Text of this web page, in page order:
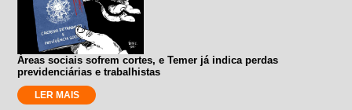
Áreas sociais sofrem cortes, e Temer já indica perdas
previdenciárias e trabalhistas
LER MAIS